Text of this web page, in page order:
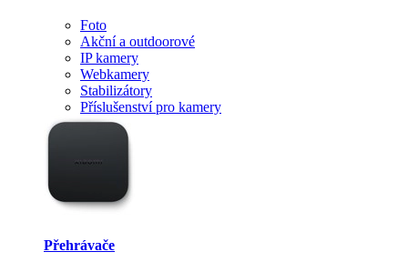
Foto
Akční a outdoorové
IP kamery
Webkamery
Stabilizátory
Příslušenství pro kamery
Přehrávače